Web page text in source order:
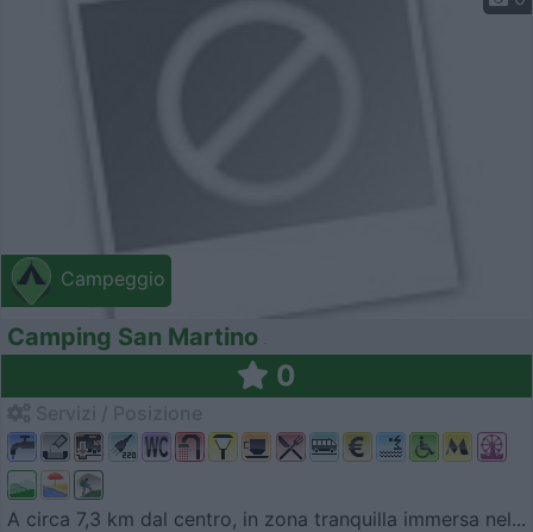
Campeggio
Camping San Martino
0
A circa 7,3 km dal centro, in zona tranquilla immersa nel...